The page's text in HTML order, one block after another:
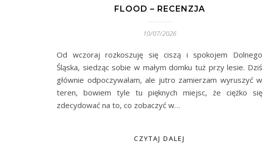
FLOOD – RECENZJA
10/07/2026
Od wczoraj rozkoszuję się ciszą i spokojem Dolnego
Śląska, siedząc sobie w małym domku tuż przy lesie. Dziś
głównie odpoczywałam, ale jutro zamierzam wyruszyć w
teren, bowiem tyle tu pięknych miejsc, że ciężko się
zdecydować na to, co zobaczyć w…
CZYTAJ DALEJ